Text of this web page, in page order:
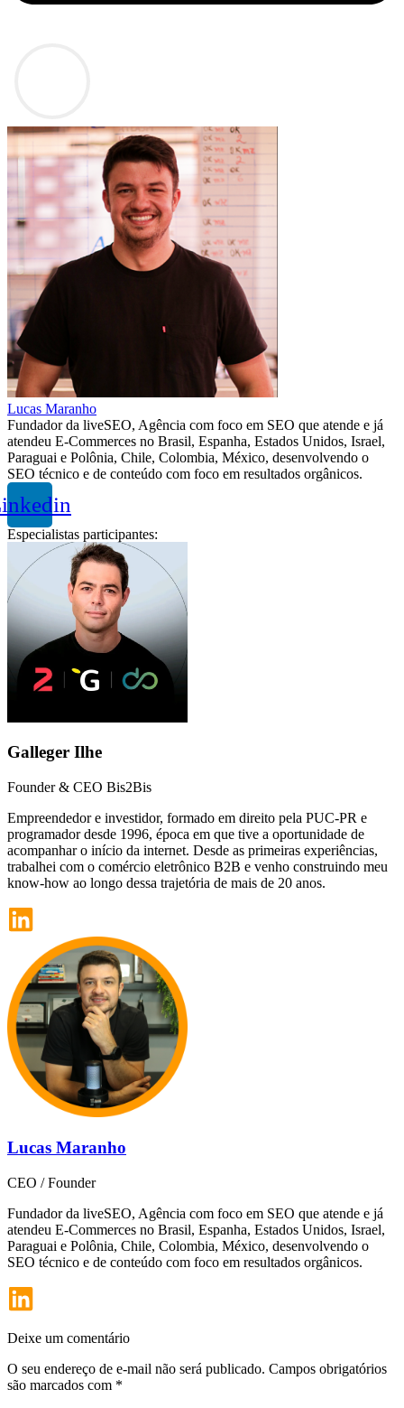
Lucas Maranho
Fundador da liveSEO, Agência com foco em SEO que atende e já
atendeu E-Commerces no Brasil, Espanha, Estados Unidos, Israel,
Paraguai e Polônia, Chile, Colombia, México, desenvolvendo o
SEO técnico e de conteúdo com foco em resultados orgânicos.
Especialistas participantes:
Galleger Ilhe
Founder & CEO Bis2Bis
Empreendedor e investidor, formado em direito pela PUC-PR e
programador desde 1996, época em que tive a oportunidade de
acompanhar o início da internet. Desde as primeiras experiências,
trabalhei com o comércio eletrônico B2B e venho construindo meu
know-how ao longo dessa trajetória de mais de 20 anos.
Lucas Maranho
CEO / Founder
Fundador da liveSEO, Agência com foco em SEO que atende e já
atendeu E-Commerces no Brasil, Espanha, Estados Unidos, Israel,
Paraguai e Polônia, Chile, Colombia, México, desenvolvendo o
SEO técnico e de conteúdo com foco em resultados orgânicos.
Deixe um comentário
O seu endereço de e-mail não será publicado. Campos obrigatórios
são marcados com *